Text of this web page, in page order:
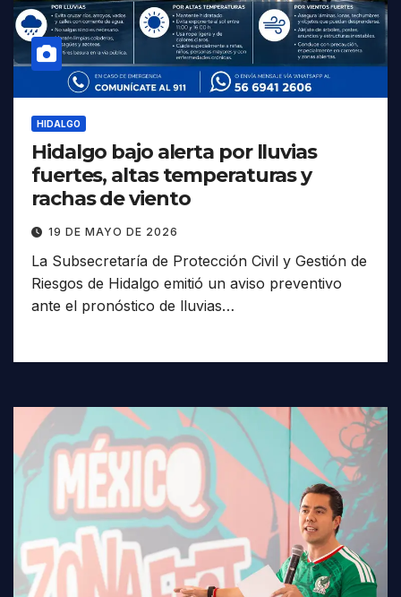
HIDALGO
Hidalgo bajo alerta por lluvias
fuertes, altas temperaturas y
rachas de viento
19 DE MAYO DE 2026
La Subsecretaría de Protección Civil y Gestión de
Riesgos de Hidalgo emitió un aviso preventivo
ante el pronóstico de lluvias…